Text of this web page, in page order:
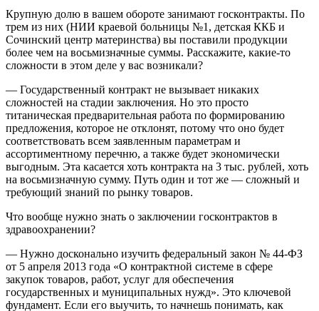
Крупную долю в вашем обороте занимают госконтракты. По
трем из них (НИИ краевой больницы №1, детская ККБ и
Сочинский центр материнства) вы поставили продукции
более чем на восьмизначные суммы. Расскажите, какие-то
сложности в этом деле у вас возникали?
— Государственный контракт не вызывает никаких
сложностей на стадии заключения. Но это просто
титаническая предварительная работа по формированию
предложения, которое не отклонят, потому что оно будет
соответствовать всем заявленным параметрам и
ассортиментному перечню, а также будет экономически
выгодным. Эта касается хоть контракта на 3 тыс. рублей, хоть
на восьмизначную сумму. Путь один и тот же — сложный и
требующий знаний по рынку товаров.
Что вообще нужно знать о заключении госконтрактов в
здравоохранении?
— Нужно досконально изучить федеральный закон № 44-ФЗ
от 5 апреля 2013 года «О контрактной системе в сфере
закупок товаров, работ, услуг для обеспечения
государственных и муниципальных нужд». Это ключевой
фундамент. Если его выучить, то начнешь понимать, как